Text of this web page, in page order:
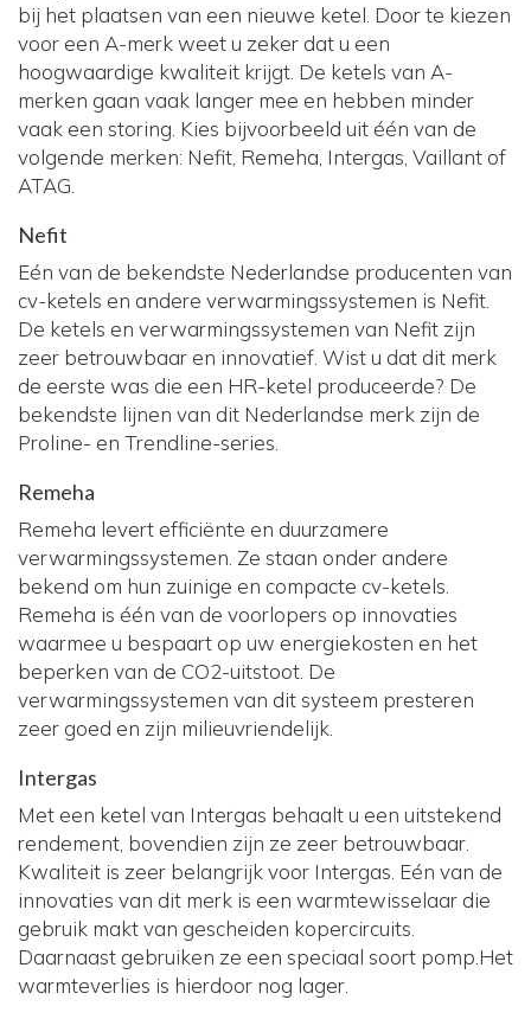
bij het plaatsen van een nieuwe ketel. Door te kiezen
voor een A-merk weet u zeker dat u een
hoogwaardige kwaliteit krijgt. De ketels van A-
merken gaan vaak langer mee en hebben minder
vaak een storing. Kies bijvoorbeeld uit één van de
volgende merken: Nefit, Remeha, Intergas, Vaillant of
ATAG.
Nefit
Eén van de bekendste Nederlandse producenten van
cv-ketels en andere verwarmingssystemen is Nefit.
De ketels en verwarmingssystemen van Nefit zijn
zeer betrouwbaar en innovatief. Wist u dat dit merk
de eerste was die een HR-ketel produceerde? De
bekendste lijnen van dit Nederlandse merk zijn de
Proline- en Trendline-series.
Remeha
Remeha levert efficiënte en duurzamere
verwarmingssystemen. Ze staan onder andere
bekend om hun zuinige en compacte cv-ketels.
Remeha is één van de voorlopers op innovaties
waarmee u bespaart op uw energiekosten en het
beperken van de CO2-uitstoot. De
verwarmingssystemen van dit systeem presteren
zeer goed en zijn milieuvriendelijk.
Intergas
Met een ketel van Intergas behaalt u een uitstekend
rendement, bovendien zijn ze zeer betrouwbaar.
Kwaliteit is zeer belangrijk voor Intergas. Eén van de
innovaties van dit merk is een warmtewisselaar die
gebruik makt van gescheiden kopercircuits.
Daarnaast gebruiken ze een speciaal soort pomp.Het
warmteverlies is hierdoor nog lager.